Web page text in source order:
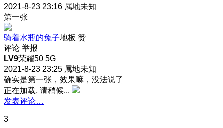
2021-8-23 23:16 属地未知
第一张
骑着水瓶的兔子地板 赞
评论 举报
LV9荣耀50 5G
2021-8-23 23:25 属地未知
确实是第一张，效果嘛，没法说了
正在加载, 请稍候...
发表评论…
3